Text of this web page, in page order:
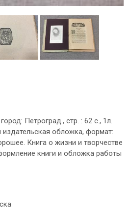
Петроград., стр. : 62 с., 1л.
издательская обложка, формат:
Книга о жизни и творчестве
книги и обложка работы